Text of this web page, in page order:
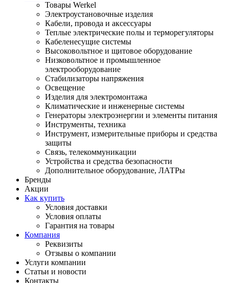
Товары Werkel
Электроустановочные изделия
Кабели, провода и аксессуары
Теплые электрические полы и терморегуляторы
Кабеленесущие системы
Высоковольтное и щитовое оборудование
Низковольтное и промышленное
электрооборудование
Стабилизаторы напряжения
Освещение
Изделия для электромонтажа
Климатические и инженерные системы
Генераторы электроэнергии и элементы питания
Инструменты, техника
Инструмент, измерительные приборы и средства
защиты
Связь, телекоммуникации
Устройства и средства безопасности
Дополнительное оборудование, ЛАТРы
Бренды
Акции
Как купить
Условия доставки
Условия оплаты
Гарантия на товары
Компания
Реквизиты
Отзывы о компании
Услуги компании
Статьи и новости
Контакты